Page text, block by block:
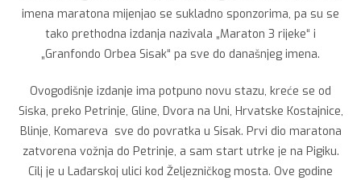
imena maratona mijenjao se sukladno sponzorima, pa su se
tako prethodna izdanja nazivala „Maraton 3 rijeke“ i
„Granfondo Orbea Sisak“ pa sve do današnjeg imena.
Ovogodišnje izdanje ima potpuno novu stazu, kreće se od
Siska, preko Petrinje, Gline, Dvora na Uni, Hrvatske Kostajnice,
Blinje, Komareva sve do povratka u Sisak. Prvi dio maratona
zatvorena vožnja do Petrinje, a sam start utrke je na Pigiku.
Cilj je u Lađarskoj ulici kod Željezničkog mosta. Ove godine